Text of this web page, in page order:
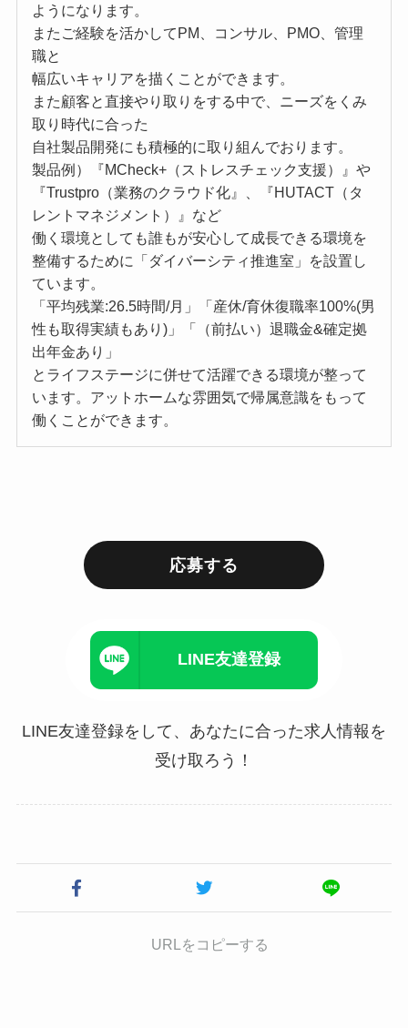
ようになります。
またご経験を活かしてPM、コンサル、PMO、管理
職と
幅広いキャリアを描くことができます。
また顧客と直接やり取りをする中で、ニーズをくみ
取り時代に合った
自社製品開発にも積極的に取り組んでおります。
製品例）『MCheck+（ストレスチェック支援）』や
『Trustpro（業務のクラウド化』、『HUTACT（タ
レントマネジメント）』など
働く環境としても誰もが安心して成長できる環境を
整備するために「ダイバーシティ推進室」を設置し
ています。
「平均残業:26.5時間/月」「産休/育休復職率100%(男
性も取得実績もあり)」「（前払い）退職金&確定拠
出年金あり」
とライフステージに併せて活躍できる環境が整って
います。アットホームな雰囲気で帰属意識をもって
働くことができます。
応募する
LINE友達登録
LINE友達登録をして、あなたに合った求人情報を
受け取ろう！
URLをコピーする